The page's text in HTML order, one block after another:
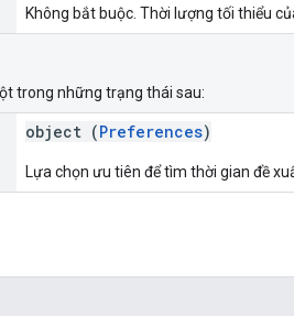
Không bắt buộc. Thời lượng tối thiểu
trong những trạng thái sau:
object (Preferences)
Lựa chọn ưu tiên để tìm thời gian đề